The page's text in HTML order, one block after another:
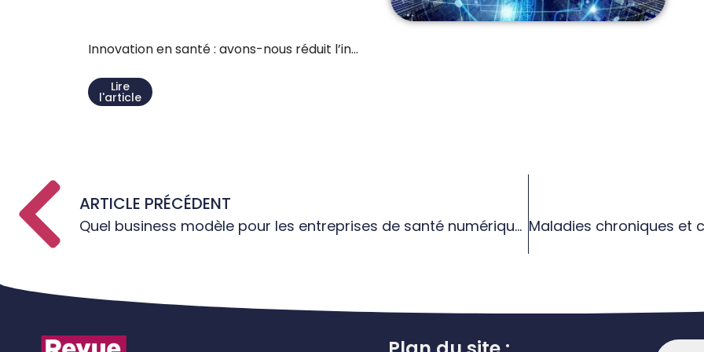
Innovation en santé : avons-nous réduit l’in...
Lire
l'article
ARTICLE PRÉCÉDENT
Quel business modèle pour les entreprises de santé numérique ?